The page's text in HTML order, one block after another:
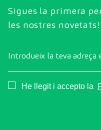
Sigues la primera
les nostres novetats!
Introdueix la teva adreça
Consentimiento
He llegit i accepto la